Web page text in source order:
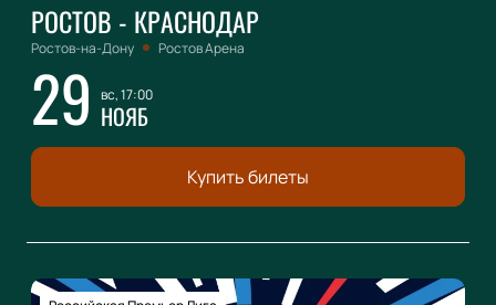
РОСТОВ - КРАСНОДАР
Ростов-на-Дону Ростов Арена
29 вс, 17:00
НОЯБ
Купить билеты